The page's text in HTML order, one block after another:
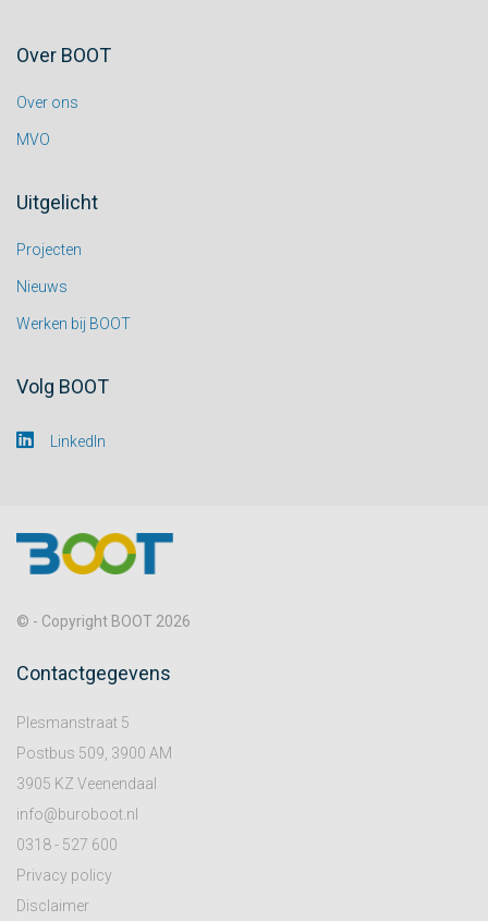
Over BOOT
Over ons
MVO
Uitgelicht
Projecten
Nieuws
Werken bij BOOT
Volg BOOT
LinkedIn
© - Copyright BOOT 2026
Contactgegevens
Plesmanstraat 5
Postbus 509, 3900 AM
3905 KZ Veenendaal
info@buroboot.nl
0318 - 527 600
Privacy policy
Disclaimer